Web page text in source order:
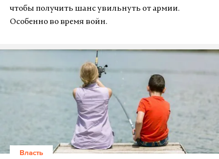
чтобы получить шанс увильнуть от армии.
Особенно во время войн.
Власть